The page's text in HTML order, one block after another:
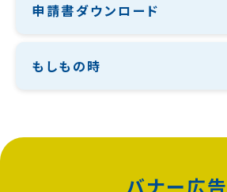
申請書ダウンロード
もしもの時
バナー広告